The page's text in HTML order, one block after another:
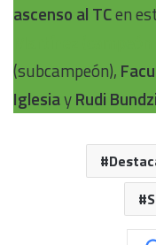
ascenso al TCen
(subcampeón),
IglesiayRudi